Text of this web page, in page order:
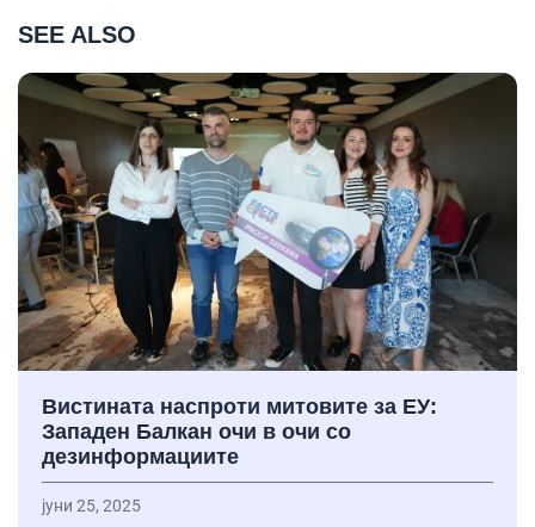
SEE ALSO
Вистината наспроти митовите за ЕУ:
Западен Балкан очи в очи со
дезинформациите
јуни 25, 2025